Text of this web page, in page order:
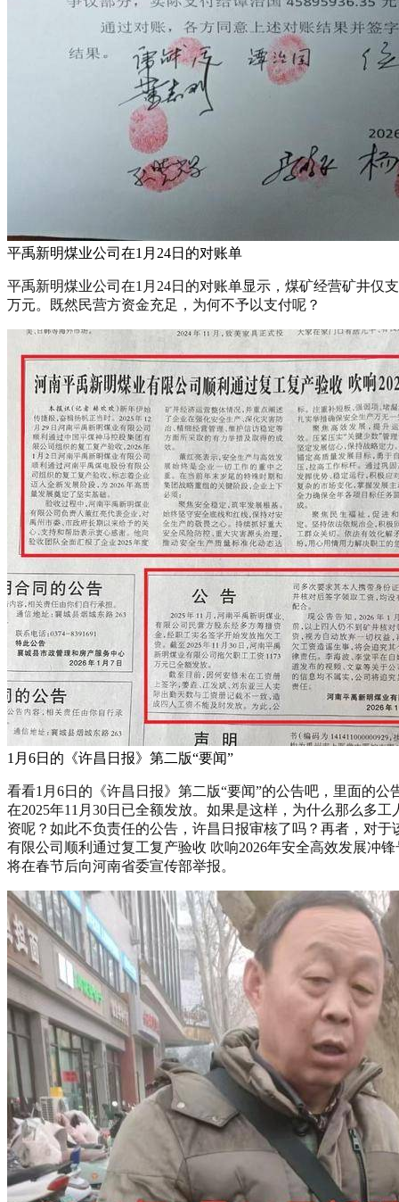
平禹新明煤业公司在1月24日的对账单
平禹新明煤业公司在1月24日的对账单显示，煤矿经营矿井仅
万元。既然民营方资金充足，为何不予以支付呢？
1月6日的《许昌日报》第二版“要闻”
看看1月6日的《许昌日报》第二版“要闻”的公告吧，里面的公
在2025年11月30日已全额发放。如果是这样，为什么那么多
资呢？如此不负责任的公告，许昌日报审核了吗？再者，对
有限公司顺利通过复工复产验收 吹响2026年安全高效发展冲
将在春节后向河南省委宣传部举报。